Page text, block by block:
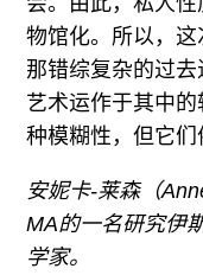
物馆化。所以，
那错综复杂的过
艺术运作于其中
种模糊性，但它们
安妮卡-莱森（
MA的一名研究伊
学家。